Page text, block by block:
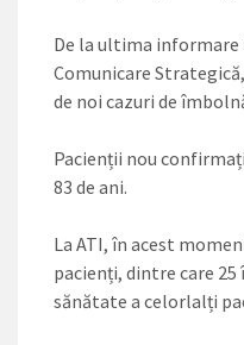
De la ultima informare
Comunicare
de noi cazuri de
Pacienții nou
83 de ani.
La ATI, în acest
pacienți, dintre care 25
sănătate a celorlalți